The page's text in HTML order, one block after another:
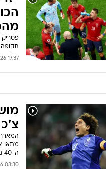
17:48 29/06/2026
תקופה
17:37 25/06/2026